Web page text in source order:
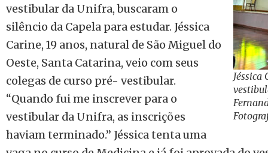
Jéssica
vestibular da Unifra, buscaram o
silêncio da Capela para estudar. Jéssica
Carine, 19 anos, natural de São Miguel do
Oeste, Santa Catarina, veio com seus
colegas de curso pré- vestibular.
“Quando fui me inscrever para o
vestibular da Unifra, as inscrições
haviam terminado.” Jéssica tenta uma